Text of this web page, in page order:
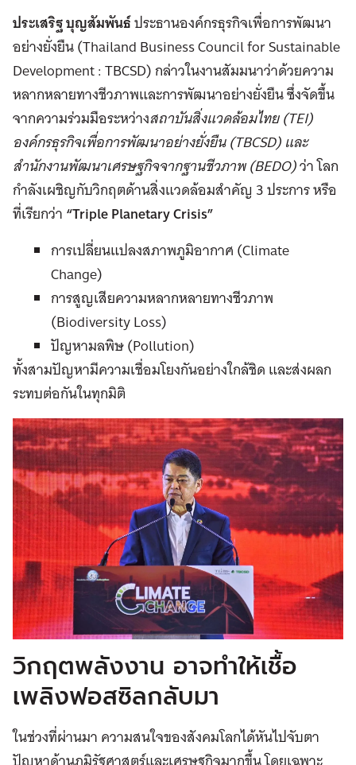
ประเสริฐ บุญสัมพันธ์ประธานองค์กรธุรกิจเพื่อการพัฒนา
อย่างยั่งยืน (Thailand Business Council for Sustainable
Development : TBCSD) กล่าวในงานสัมมนาว่าด้วยความ
หลากหลายทางชีวภาพและการพัฒนาอย่างยั่งยืน ซึ่งจัดขึ้น
จากความร่วมมือระหว่างสถาบันสิ่งแวดล้อมไทย (TEI)
องค์กรธุรกิจเพื่อการพัฒนาอย่างยั่งยืน (TBCSD) และ
สำนักงานพัฒนาเศรษฐกิจจากฐานชีวภาพ (BEDO)ว่า โลก
กำลังเผชิญกับวิกฤตด้านสิ่งแวดล้อมสำคัญ 3 ประการ หรือ
ที่เรียกว่า“Triple Planetary Crisis”
การเปลี่ยนแปลงสภาพภูมิอากาศ (Climate
Change)
การสูญเสียความหลากหลายทางชีวภาพ
(Biodiversity Loss)
ปัญหามลพิษ (Pollution)
ทั้งสามปัญหามีความเชื่อมโยงกันอย่างใกล้ชิด และส่งผลก
ระทบต่อกันในทุกมิติ
วิกฤตพลังงาน อาจทำให้เชื้อ
เพลิงฟอสซิลกลับมา
ในช่วงที่ผ่านมา ความสนใจของสังคมโลกได้หันไปจับตา